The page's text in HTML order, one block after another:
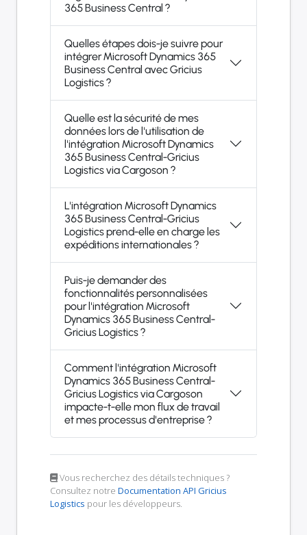
365 Business Central ?
Quelles étapes dois-je suivre pour
intégrer Microsoft Dynamics 365
Business Central avec Gricius
Logistics ?
Quelle est la sécurité de mes
données lors de l'utilisation de
l'intégration Microsoft Dynamics
365 Business Central-Gricius
Logistics via Cargoson ?
L'intégration Microsoft Dynamics
365 Business Central-Gricius
Logistics prend-elle en charge les
expéditions internationales ?
Puis-je demander des
fonctionnalités personnalisées
pour l'intégration Microsoft
Dynamics 365 Business Central-
Gricius Logistics ?
Comment l'intégration Microsoft
Dynamics 365 Business Central-
Gricius Logistics via Cargoson
impacte-t-elle mon flux de travail
et mes processus d'entreprise ?
Vous recherchez des détails techniques ?
Consultez notre Documentation API Gricius
Logistics pour les développeurs.